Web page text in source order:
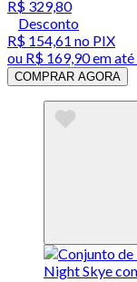
R$ 329,80
Desconto
R$ 154,61 no PIX
ou R$ 169,90em até
COMPRAR AGORA